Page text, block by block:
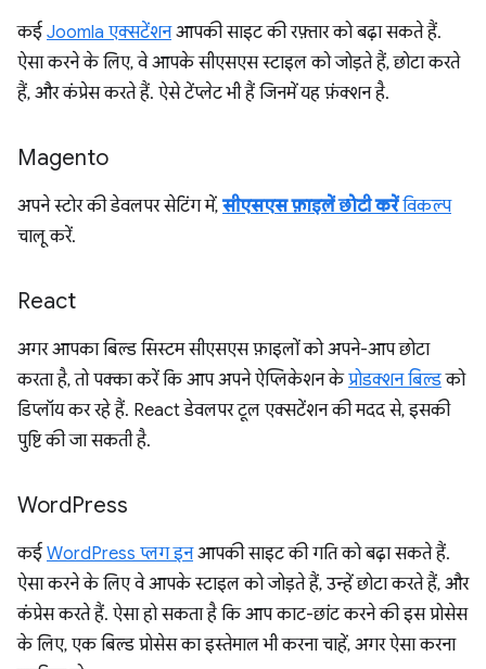
कई Joomla एक्सटेंशनआपकी साइट की रफ़्तार को बढ़ा सकते हैं.
ऐसा करने के लिए, वे आपके सीएसएस स्टाइल को जोड़ते हैं, छोटा करते
हैं, और कंप्रेस करते हैं. ऐसे टेंप्लेट भी हैं जिनमें यह फ़ंक्शन है.
Magento
अपने स्टोर की डेवलपर सेटिंग में, सीएसएस फ़ाइलें छोटी करेंविकल्प
चालू करें.
React
अगर आपका बिल्ड सिस्टम सीएसएस फ़ाइलों को अपने-आप छोटा
करता है, तो पक्का करें कि आप अपने ऐप्लिकेशन केप्रोडक्शन बिल्डको
डिप्लॉय कर रहे हैं. React डेवलपर टूल एक्सटेंशन की मदद से, इसकी
पुष्टि की जा सकती है.
WordPress
कई WordPress प्लग इनआपकी साइट की गति को बढ़ा सकते हैं.
ऐसा करने के लिए वे आपके स्टाइल को जोड़ते हैं, उन्हें छोटा करते हैं, और
कंप्रेस करते हैं. ऐसा हो सकता है कि आप काट-छांट करने की इस प्रोसेस
के लिए, एक बिल्ड प्रोसेस का इस्तेमाल भी करना चाहें, अगर ऐसा करना